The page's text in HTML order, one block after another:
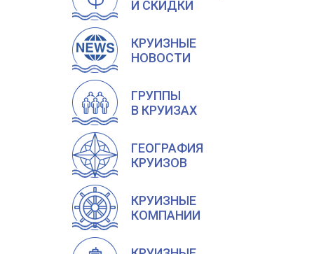
И СКИДКИ
КРУИЗНЫЕ
НОВОСТИ
ГРУППЫ
В КРУИЗАХ
ГЕОГРАФИЯ
КРУИЗОВ
КРУИЗНЫЕ
КОМПАНИИ